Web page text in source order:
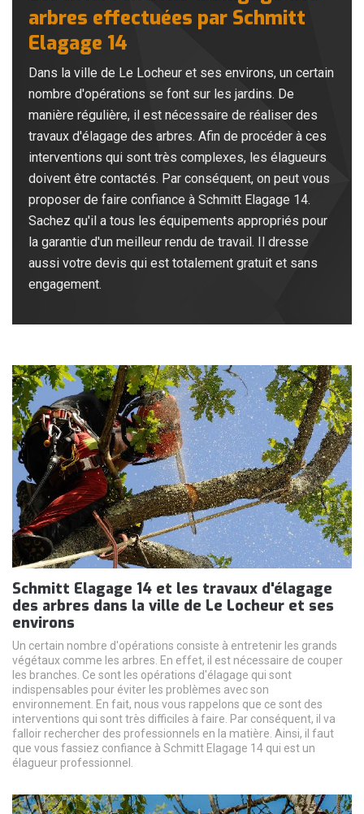
arbres effectuées par Schmitt
Elagage 14
Dans la ville de Le Locheur et ses environs, un certain
nombre d'opérations se font sur les jardins. De
manière régulière, il est nécessaire de réaliser des
travaux d'élagage des arbres. Afin de procéder à ces
interventions qui sont très complexes, les élagueurs
doivent être contactés. Par conséquent, on peut vous
proposer de faire confiance à Schmitt Elagage 14.
Sachez qu'il a tous les équipements appropriés pour
la garantie d'un meilleur rendu de travail. Il dresse
aussi votre devis qui est totalement gratuit et sans
engagement.
Schmitt Elagage 14 et les travaux d'élagage
des arbres dans la ville de Le Locheur et ses
environs
Un certain nombre d'opérations consiste à entretenir les grands
végétaux comme les arbres. En effet, il est nécessaire de couper
les branches. Ce sont les opérations d'élagage qui sont
indispensables pour éviter les problèmes avec son
environnement. En fait, nous vous rappelons que ce sont des
interventions qui sont très difficiles à faire. Par conséquent, il va
falloir rechercher des professionnels en la matière. Ainsi, il faut
que vous fassiez confiance à Schmitt Elagage 14 qui est un
élagueur professionnel.